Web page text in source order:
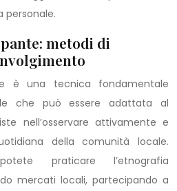
personale.
metodi di
è una tecnica fondamentale
che può essere adattata al
nell’osservare attivamente e
della comunità locale.
praticare l’etnografia
mercati locali, partecipando a